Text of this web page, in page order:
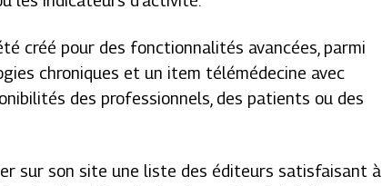
créé pour des fonctionnalités avancées, parmi
chroniques et un item télémédecine avec
des professionnels, des patients ou des
sur son site une liste des éditeurs satisfaisant à